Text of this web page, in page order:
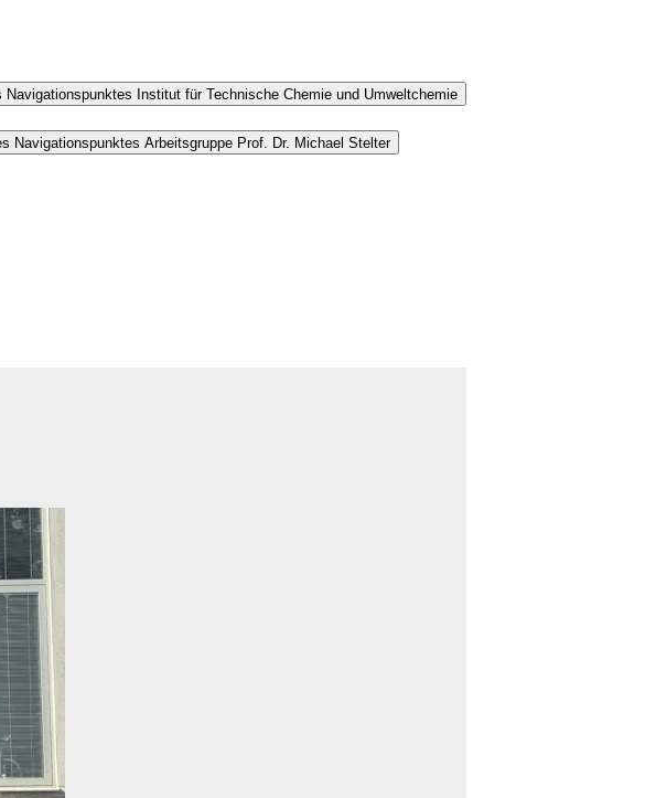
Navigationspunktes Institut für Technische Chemie und Umweltchemie
Navigationspunktes Arbeitsgruppe Prof. Dr. Michael Stelter